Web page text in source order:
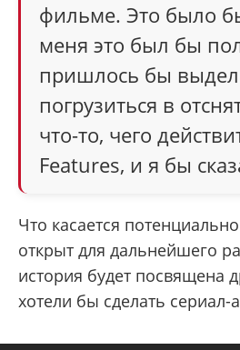
фильме. Это было
меня это был бы
пришлось бы
погрузиться в
что-то, чего
Features, и я бы
Что касается
открыт для дальнейшего
история будет посвящена
хотели бы сделать сериал-